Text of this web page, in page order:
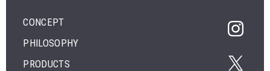
CONCEPT
PHILOSOPHY
PRODUCTS